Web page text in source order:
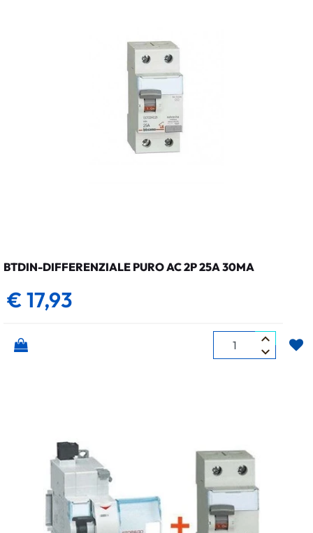
BTDIN-DIFFERENZIALE PURO AC 2P 25A 30MA
€ 17,93
Quantità